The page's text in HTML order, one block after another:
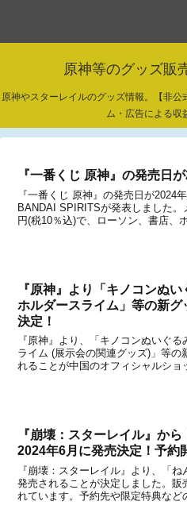
原神等のグッズ販
原神やスターレイルのグッズ情報。【非
ム・広告による収
『一番くじ 原神』の発売日
『一番くじ 原神』の発売日が2024
BANDAI SPIRITSが発表しました
円(税10％込)で、ローソン、書店、
ンター、一番くじ公式ショップな
『原神』より「キノコンぬ
ホルダースライム」等の新
決定！
『原神』より、「キノコンぬいぐ
ライム (展示会の関連グッズ)」等の
れることが中国のオフィシャルショ
米游铺の通販サイトで発表になり
『崩壊：スターレイル』か
2024年6月に発売決定！予約
『崩壊：スターレイル』より、「
発売されることが決定しました。販
れています。予約先や限定特典など